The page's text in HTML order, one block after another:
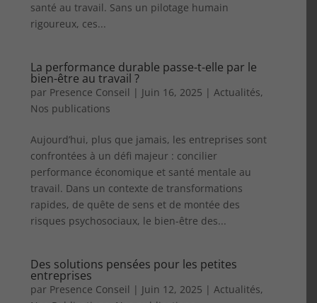
santé au travail. Sans un pilotage humain
rigoureux, ces...
La performance durable passe-t-elle par le
bien-être au travail ?
par Presence Conseil | Juin 16, 2025 |Actualités,
Nos publications
Aujourd’hui, plus que jamais, les entreprises sont
confrontées à un défi majeur : concilier
performance économique et santé mentale au
travail. Dans un contexte de transformations
rapides, de quête de sens et de montée des
risques psychosociaux, le bien-être des...
Des solutions pensées pour les petites
entreprises
par Presence Conseil | Juin 12, 2025 |Actualités,